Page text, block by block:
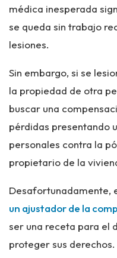
médica inesperada
se queda sin trabajo
lesiones.
Sin embargo, si se
la propiedad de otra
buscar una
pérdidas presentando
personales contra la
propietario de la
Desafortunadamente,
un ajustador de la
ser una receta para el
proteger sus derechos.